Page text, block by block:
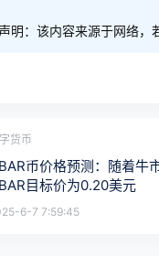
明：该内容来源于网络，
货币
币价格预测：随着牛
目标价为0.20美元
6-7 7:59:45